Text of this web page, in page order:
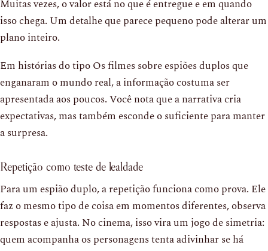
Muitas vezes, o valor está no que é entregue e em quando
isso chega. Um detalhe que parece pequeno pode alterar um
plano inteiro.
Em histórias do tipo Os filmes sobre espiões duplos que
enganaram o mundo real, a informação costuma ser
apresentada aos poucos. Você nota que a narrativa cria
expectativas, mas também esconde o suficiente para manter
a surpresa.
Repetição como teste de lealdade
Para um espião duplo, a repetição funciona como prova. Ele
faz o mesmo tipo de coisa em momentos diferentes, observa
respostas e ajusta. No cinema, isso vira um jogo de simetria:
quem acompanha os personagens tenta adivinhar se há